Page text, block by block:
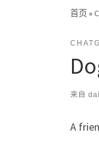
首页»
来自
A